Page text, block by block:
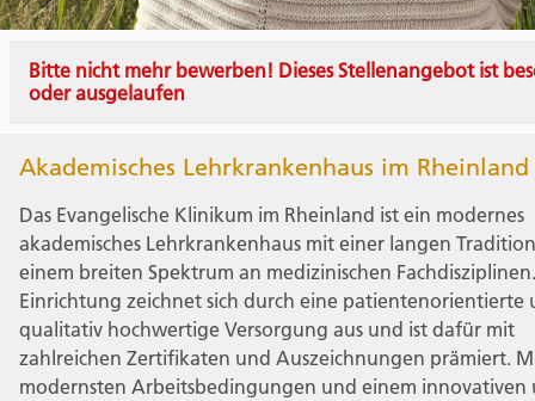
Bitte nicht mehr bewerben! Dieses Stellenangebot ist
oder ausgelaufen
Akademisches Lehrkrankenhaus im Rheinland
Das Evangelische Klinikum im Rheinland ist ein modernes
akademisches Lehrkrankenhaus mit einer langen
einem breiten Spektrum an medizinischen
Einrichtung zeichnet sich durch eine patientenorientierte
qualitativ hochwertige Versorgung aus und ist dafür mit
zahlreichen Zertifikaten und Auszeichnungen prämiert.
modernsten Arbeitsbedingungen und einem innovativen